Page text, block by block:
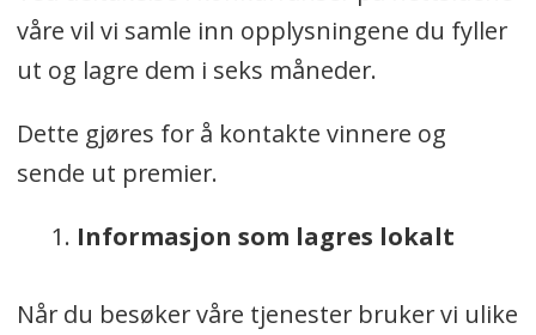
våre vil vi samle inn opplysningene du fyller
ut og lagre dem i seks måneder.
Dette gjøres for å kontakte vinnere og
sende ut premier.
Informasjon som lagres lokalt
Når du besøker våre tjenester bruker vi ulike